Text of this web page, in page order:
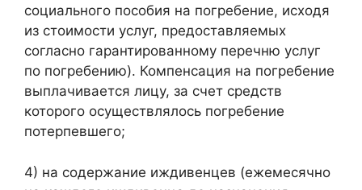
социального пособия на погребение, исходя
из стоимости услуг, предоставляемых
согласно гарантированному перечню услуг
по погребению). Компенсация на погребение
выплачивается лицу, за счет средств
которого осуществлялось погребение
потерпевшего;
4) на содержание иждивенцев (ежемесячно